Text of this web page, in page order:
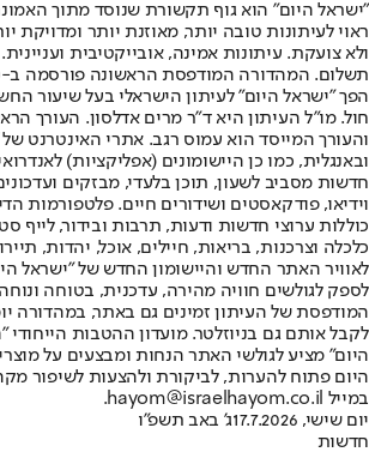
"ישראל היום" הוא גוף תקשורת שנוסד מתוך
ראוי לעיתונות טובה יותר, מאוזנת יותר ומדויקת
ולא צועקת. עיתונות אמינה, אובייקטיבית
הפך "ישראל היום" לעיתון הישראלי בעל שיעור
חול. מו"ל העיתון היא ד"ר מרים אדלסון. העורך
והעורך המייסד הוא עמוס רגב. אתרי האינטרנט
חדשות מסביב לשעון, תוכן בלעדי, מבזקים
וידיאו, פודקאסטים ושידורים חיים. פלטפורמות
כוללות ערוצי חדשות ודעות, תרבות ובידור, לייף
לאוויר האתר החדש והיישומון החדש של "ישראל
לספק לגולשים חוויה מהירה, עדכנית, בטוחה
המודפסת של העיתון זמינים גם באתר, במהדורה
לקבל אותם גם בניוזלטר. מועדון ההטבות
היום" מציע לגולשי האתר הנחות ומבצעים על
היום פתוח להערות, לביקורת ולהצעות לשיפור
במייל hayom@israelhayom.co.il.
יום שישי, 17.7.2026
ג' באב תשפ"ו
חדשות